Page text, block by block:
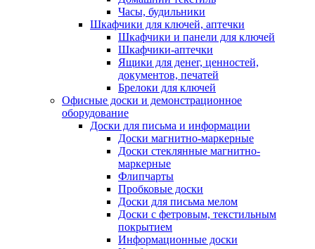
Часы, будильники
Шкафчики для ключей, аптечки
Шкафчики и панели для ключей
Шкафчики-аптечки
Ящики для денег, ценностей,
документов, печатей
Брелоки для ключей
Офисные доски и демонстрационное
оборудование
Доски для письма и информации
Доски магнитно-маркерные
Доски стеклянные магнитно-
маркерные
Флипчарты
Пробковые доски
Доски для письма мелом
Доски с фетровым, текстильным
покрытием
Информационные доски